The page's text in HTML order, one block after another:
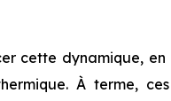
cette dynamique,
À terme,